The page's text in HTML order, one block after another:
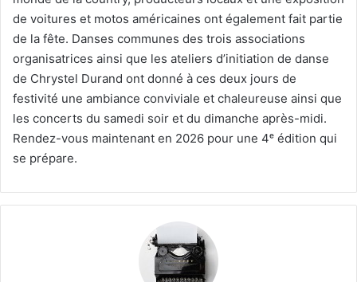
de voitures et motos américaines ont également fait partie
de la fête. Danses communes des trois associations
organisatrices ainsi que les ateliers d’initiation de danse
de Chrystel Durand ont donné à ces deux jours de
festivité une ambiance conviviale et chaleureuse ainsi que
les concerts du samedi soir et du dimanche après-midi.
Rendez-vous maintenant en 2026 pour une 4ᵉ édition qui
se prépare.